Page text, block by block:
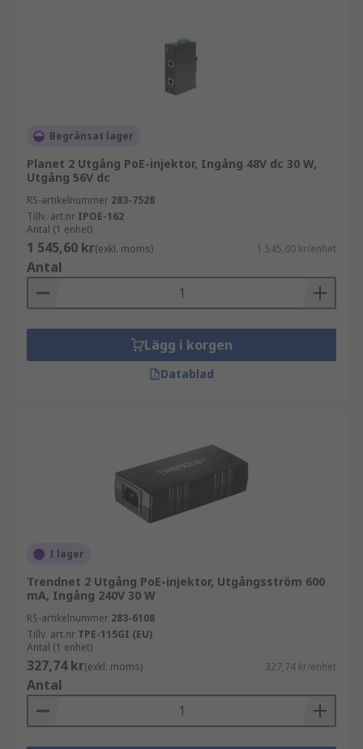
Nätverksswitchar
Fjärrnätverksenheter
Detaljhandel och hotellbranschen
Industriella tillämpningar
Begränsat lager
Planet 2 Utgång PoE-injektor, Ingång 48V dc 30 W,
Utgång 56V dc
RS-artikelnummer 283-7528
Tillv. art.nr IPOE-162
Antal (1 enhet)
1 545,60 kr(exkl. moms) 1 545,60 kr/enhet
Antal
Lägg i korgen
Datablad
I lager
Trendnet 2 Utgång PoE-injektor, Utgångsström 600
mA, Ingång 240V 30 W
RS-artikelnummer 283-6108
Tillv. art.nr TPE-115GI (EU)
Antal (1 enhet)
327,74 kr(exkl. moms) 327,74 kr/enhet
Antal